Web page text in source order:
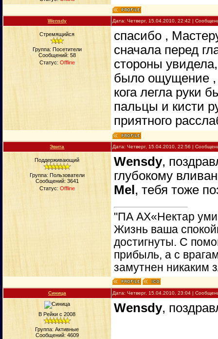
Wensdy Дата: Четверг, 15.04.2010, 22:42 |
Стремящийся
Группа: Посетители
Сообщений: 58
Статус: Offline
спасибо ,
сначала перед
стороны
было ощущение ,
кога легла руки
пальцы и кисти
приятного
Эвита Дата: Четверг, 15.04.2010, 22:56 |
Поддерживающий
Группа: Пользователи
Сообщений: 3641
Статус: Offline
Wensdy,
глубокому
Mel , тебя тоже
"ПА АХ«Нектар
Жизнь ваша
достигнуты. С
прибыль, а с
замутнен никаким
Синица Дата: Четверг, 15.04.2010, 23:04 |
В Рейки с 2008
Группа: Активные
Сообщений: 4609
Wensdy,